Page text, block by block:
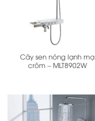
Cây sen nóng lạnh mạ
crôm – MLT8902W